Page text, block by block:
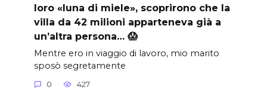
loro «luna di miele», scoprirono che la
villa da 42 milioni apparteneva già a
un’altra persona… 😱
Mentre ero in viaggio di lavoro, mio marito
sposò segretamente
0 427